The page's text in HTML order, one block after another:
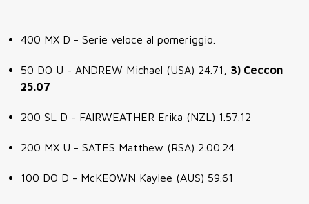
400 MX D - Serie veloce al pomeriggio.
50 DO U - ANDREW Michael (USA) 24.71, 3) Ceccon
25.07
200 SL D - FAIRWEATHER Erika (NZL) 1.57.12
200 MX U - SATES Matthew (RSA) 2.00.24
100 DO D - McKEOWN Kaylee (AUS) 59.61